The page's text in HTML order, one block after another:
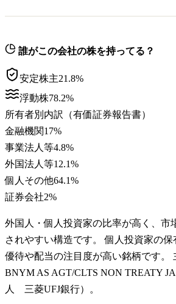
誰がこの会社の株を持ってる？
安定株主21.8%
浮動株78.2%
所有者別内訳（有価証券報告書）
金融機関17%
事業法人等4.8%
外国法人等12.1%
個人その他64.1%
証券会社2%
外国人・個人投資家の比率が高く、市
されやすい構造です。 個人投資家の
優待や配当の注目度が高い銘柄です。
BNYM AS AGT/CLTS NON TREATY
人 三菱UFJ銀行）。